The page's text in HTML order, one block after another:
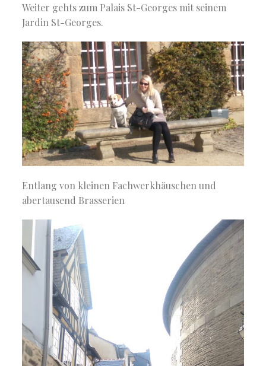
Weiter gehts zum Palais St-Georges mit seinem
Jardin St-Georges.
Entlang von kleinen Fachwerkhäuschen und
abertausend Brasserien